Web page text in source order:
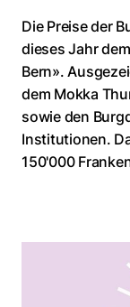
Die Preise der
dieses Jahr
Bern».
dem Mokka
sowie den
Institutionen.
150'000